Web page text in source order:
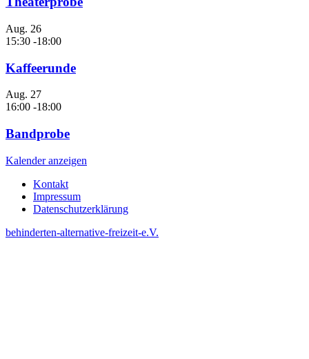
Aug. 26
15:30 -18:00
Kaffeerunde
Aug. 27
16:00 -18:00
Bandprobe
Kalender anzeigen
Kontakt
Impressum
Datenschutzerklärung
behinderten-alternative-freizeit-e.V.